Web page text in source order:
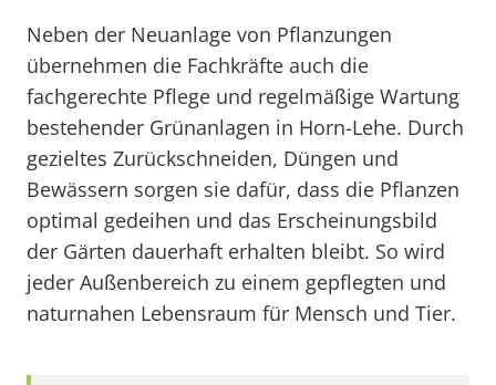
Neben der Neuanlage von Pflanzungen
übernehmen die Fachkräfte auch die
fachgerechte Pflege und regelmäßige Wartung
bestehender Grünanlagen in Horn-Lehe. Durch
gezieltes Zurückschneiden, Düngen und
Bewässern sorgen sie dafür, dass die Pflanzen
optimal gedeihen und das Erscheinungsbild
der Gärten dauerhaft erhalten bleibt. So wird
jeder Außenbereich zu einem gepflegten und
naturnahen Lebensraum für Mensch und Tier.